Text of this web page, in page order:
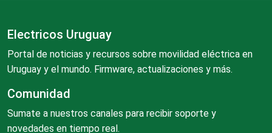
Electricos Uruguay
Portal de noticias y recursos sobre movilidad eléctrica en
Uruguay y el mundo. Firmware, actualizaciones y más.
Comunidad
Sumate a nuestros canales para recibir soporte y
novedades en tiempo real.